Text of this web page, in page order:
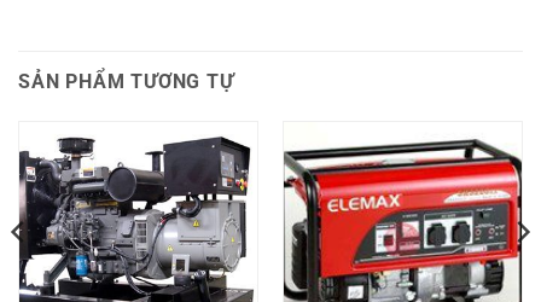
SẢN PHẨM TƯƠNG TỰ